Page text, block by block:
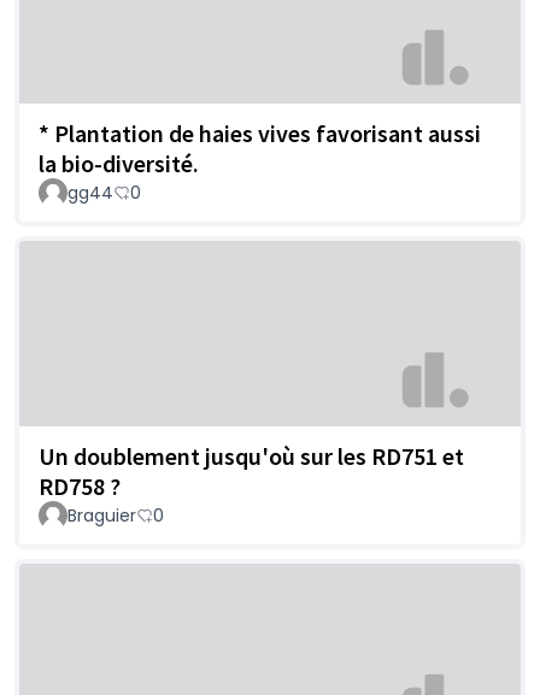
* Plantation de haies vives favorisant aussi
la bio-diversité.
gg44 0
Un doublement jusqu'où sur les RD751 et
RD758 ?
Braguier 0